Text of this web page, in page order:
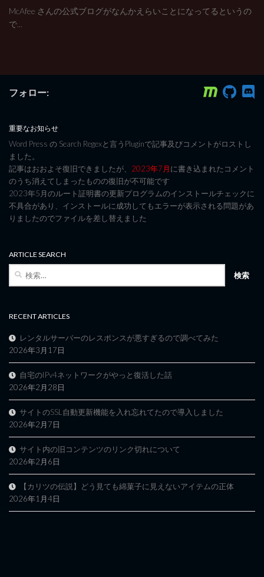
McAfee さんの公式ブログがなんかえらいことになってるというの
で...
フォロー:
重要なお知らせ
Word Press の Search Regexと言うPluginで記事及びコメントがロストし
ました。
記事はおおよそ復旧できましたが、 2023年7月に書き込まれたコメント
のうち消えてしまったものの復旧が不可能です
2023年5月のルート証明書の更新プログラムのインストールチェックに
不具合があり、インストールに成功してもエラーが表示される問題があ
りましたのでファイルを差し替えました
ARTICLE SEARCH
検
RECENT ARTICLES
レンタルサーバーのレスポンスが悪すぎるので調べてみた
2026年3月17日
自宅のIPv4ネットワークがやっと復活した話
2026年2月28日
サイトのSSL自動更新機能を入れ忘れてたので導入しました
2026年2月7日
サイト内の旧コンテンツのリンク切れについて
2026年2月6日
【カリツの伝説】どう見ても綿菓子に見えないアイテムの正体
2026年1月4日